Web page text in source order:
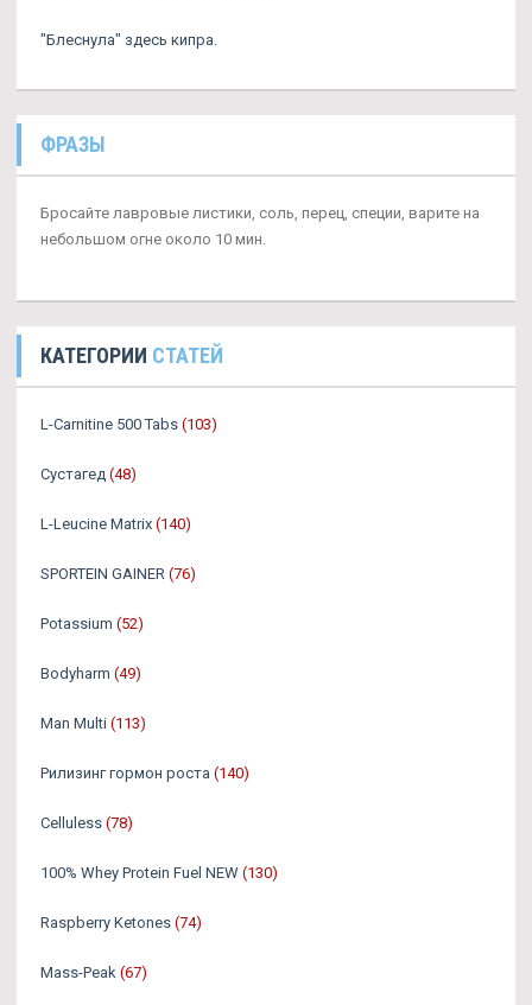
"Блеснула" здесь кипра.
ФРАЗЫ
Бросайте лавровые листики, соль, перец, специи, варите на
небольшом огне около 10 мин.
КАТЕГОРИИ СТАТЕЙ
L-Carnitine 500 Tabs (103)
Сустагед (48)
L-Leucine Matrix (140)
SPORTEIN GAINER (76)
Potassium (52)
Bodyharm (49)
Man Multi (113)
Рилизинг гормон роста (140)
Celluless (78)
100% Whey Protein Fuel NEW (130)
Raspberry Ketones (74)
Mass-Peak (67)